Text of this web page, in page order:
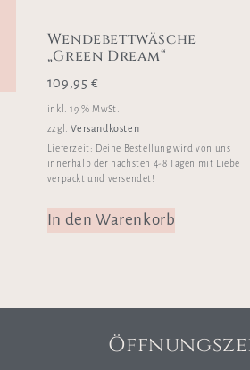
Wendebettwäsche
„Green Dream“
109,95 €
inkl. 19 % MwSt.
zzgl.Versandkosten
Lieferzeit: Deine Bestellung wird von uns
innerhalb der nächsten 4-8 Tagen mit Liebe
verpackt und versendet!
In den Warenkorb